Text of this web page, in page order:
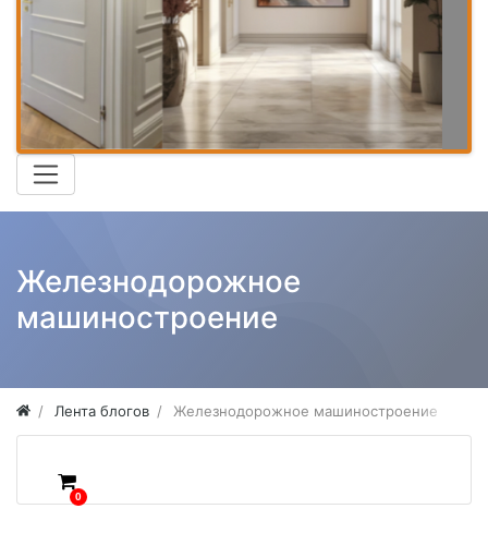
Железнодорожное
машиностроение
Лента блогов Железнодорожное машиностроение
0